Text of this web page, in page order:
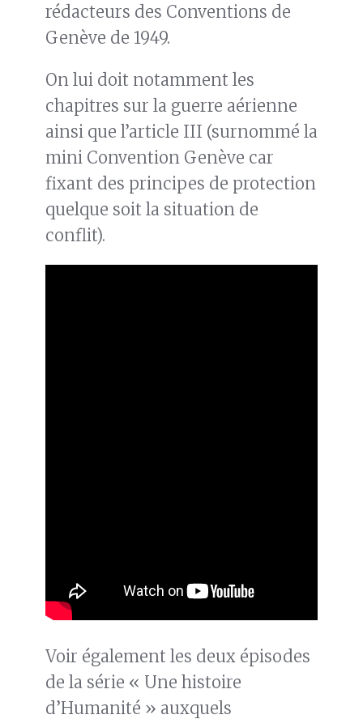
rédacteurs des Conventions de
Genève de 1949.
On lui doit notamment les
chapitres sur la guerre aérienne
ainsi que l’article III (surnommé la
mini Convention Genève car
fixant des principes de protection
quelque soit la situation de
conflit).
Voir également les deux épisodes
de la série « Une histoire
d’Humanité » auxquels